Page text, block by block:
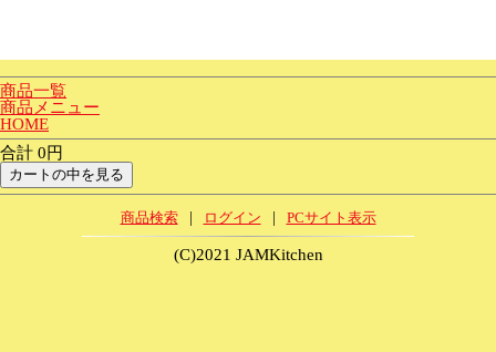
商品一覧
商品メニュー
HOME
合計 0円
商品検索 | ログイン | PCサイト表示
(C)2021 JAMKitchen